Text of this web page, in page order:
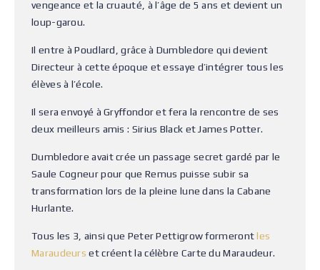
vengeance et la cruauté, à l’âge de 5 ans et devient un
loup-garou.
Il entre à Poudlard, grâce à Dumbledore qui devient
Directeur à cette époque et essaye d’intégrer tous les
élèves à l’école.
Il sera envoyé à Gryffondor et fera la rencontre de ses
deux meilleurs amis : Sirius Black et James Potter.
Dumbledore avait crée un passage secret gardé par le
Saule Cogneur pour que Remus puisse subir sa
transformation lors de la pleine lune dans la Cabane
Hurlante.
Tous les 3, ainsi que Peter Pettigrow formerontles
Maraudeurs et créent la célèbre Carte du Maraudeur.